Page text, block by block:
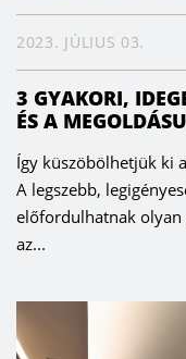
2023. JÚLIUS 03.
3 GYAKORI,
ÉS A
Így küszöbölhetjük ki
A legszebb,
előfordulhatnak
az...